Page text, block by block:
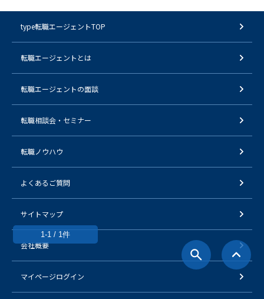
1-1 / 1件
type転職エージェントTOP
転職エージェントとは
転職エージェントの面談
転職相談会・セミナー
転職ノウハウ
よくあるご質問
サイトマップ
会社概要
マイページログイン